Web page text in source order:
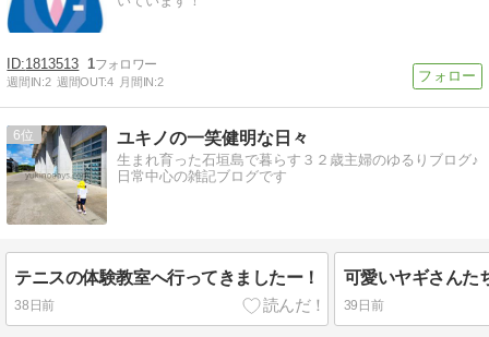
1813513 1
週間IN:2 週間OUT:4 月間IN:2
6 ユキノの一笑健明な日々
生まれ育った石垣島で暮らす３２歳主婦のゆるりブログ♪
日常中心の雑記ブログです
テニスの体験教室へ行ってきましたー！
38日前
可愛いヤギさんた
39日前